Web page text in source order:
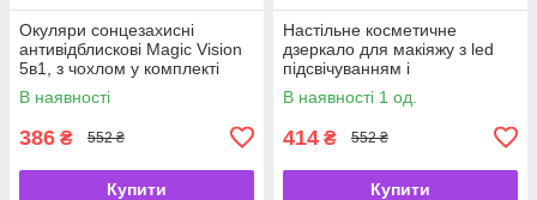
Окуляри сонцезахисні
антивідблискові Magic Vision
5в1, з чохлом у комплекті
В наявності
386 ₴ 552 ₴
Купити
Настільне косметичне
дзеркало для макіяжу з led
підсвічуванням і
вентилятором Beauty Breeze
Mirror
В наявності 1 од.
414 ₴ 552 ₴
Купити